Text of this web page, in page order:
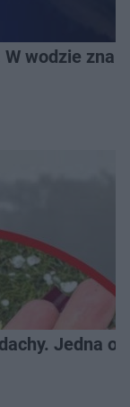
wodzie
Jedna